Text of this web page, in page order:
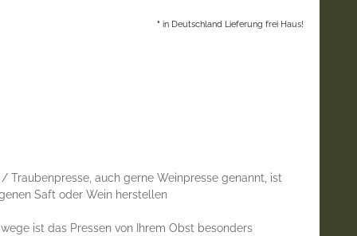
* in Deutschland Lieferung frei Haus!
auch gerne Weinpresse genannt, ist
Saft oder Wein herstellen
ist das Pressen von Ihrem Obst besonders